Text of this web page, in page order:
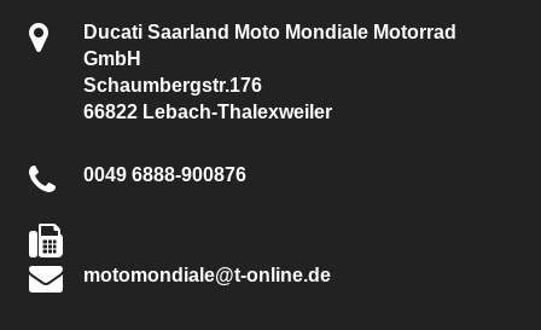
Ducati Saarland Moto Mondiale Motorrad
GmbH
Schaumbergstr.176
66822 Lebach-Thalexweiler
0049 6888-900876
motomondiale@t-online.de